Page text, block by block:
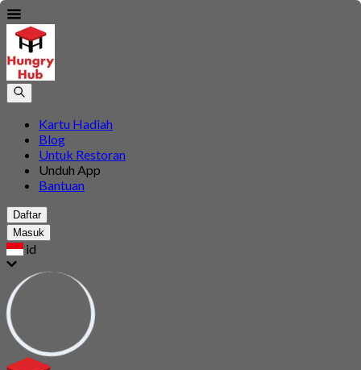
Kartu Hadiah
Blog
Untuk Restoran
Unduh App
Bantuan
Daftar
Masuk
id